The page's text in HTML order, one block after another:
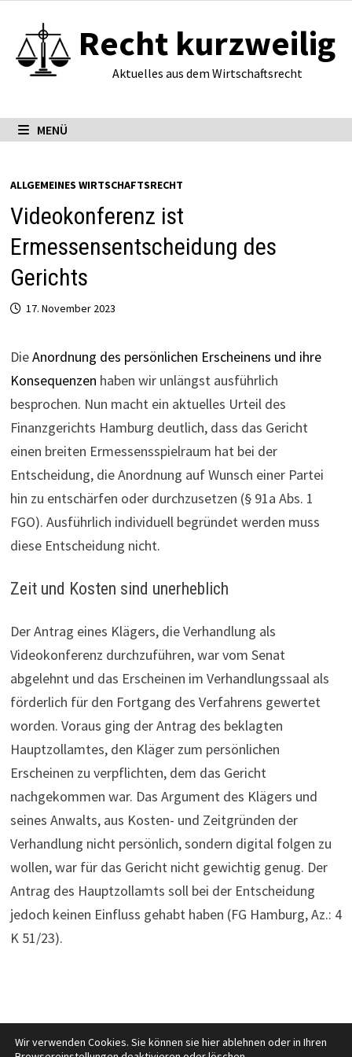
Inhalt
springen
Recht kurzweilig
Aktuelles aus dem Wirtschaftsrecht
MENÜ
ALLGEMEINES WIRTSCHAFTSRECHT
Videokonferenz ist
Ermessensentscheidung des
Gerichts
17. November 2023
DieAnordnung des persönlichen Erscheinens und ihre
Konsequenzen haben wir unlängst ausführlich
besprochen. Nun macht ein aktuelles Urteil des
Finanzgerichts Hamburg deutlich, dass das Gericht
einen breiten Ermessensspielraum hat bei der
Entscheidung, die Anordnung auf Wunsch einer Partei
hin zu entschärfen oder durchzusetzen (§ 91a Abs. 1
FGO). Ausführlich individuell begründet werden muss
diese Entscheidung nicht.
Zeit und Kosten sind unerheblich
Der Antrag eines Klägers, die Verhandlung als
Videokonferenz durchzuführen, war vom Senat
abgelehnt und das Erscheinen im Verhandlungssaal als
förderlich für den Fortgang des Verfahrens gewertet
worden. Voraus ging der Antrag des beklagten
Hauptzollamtes, den Kläger zum persönlichen
Erscheinen zu verpflichten, dem das Gericht
nachgekommen war. Das Argument des Klägers und
seines Anwalts, aus Kosten- und Zeitgründen der
Verhandlung nicht persönlich, sondern digital folgen zu
wollen, war für das Gericht nicht gewichtig genug. Der
Antrag des Hauptzollamts soll bei der Entscheidung
jedoch keinen Einfluss gehabt haben (FG Hamburg, Az.: 4
K 51/23).
Wir verwenden Cookies. Sie können sie hier ablehnen oder in Ihren